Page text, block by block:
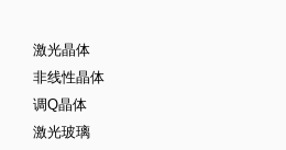
激光晶体
非线性晶体
调Q晶体
激光玻璃